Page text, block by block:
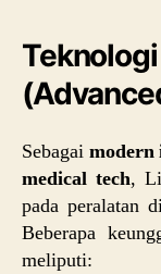
Sebagai modern
medical tech,
pada peralatan
Beberapa
meliputi: